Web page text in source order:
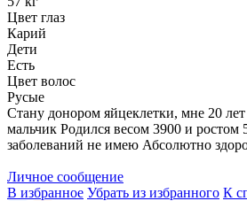
Цвет глаз
Карий
Дети
Есть
Цвет волос
Русые
Стану донором яйцеклетки, мне 20
мальчик Родился весом 3900 и
заболеваний не имею Абсолютно
Личное сообщение
В избранное Убрать из избранного К